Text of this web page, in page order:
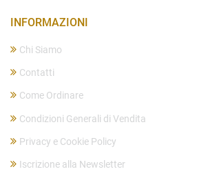
INFORMAZIONI
Chi Siamo
Contatti
Come Ordinare
Condizioni Generali di Vendita
Privacy e Cookie Policy
Iscrizione alla Newsletter